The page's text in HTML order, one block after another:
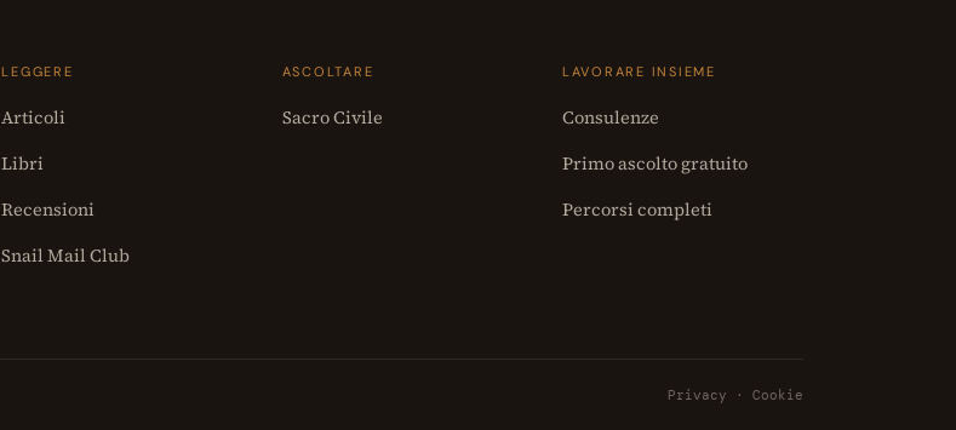
LEGGERE
Articoli
Libri
Recensioni
Snail Mail Club
ASCOLTARE
Sacro Civile
LAVORARE INSIEME
Consulenze
Primo ascolto gratuito
Percorsi completi
Privacy · Cookie